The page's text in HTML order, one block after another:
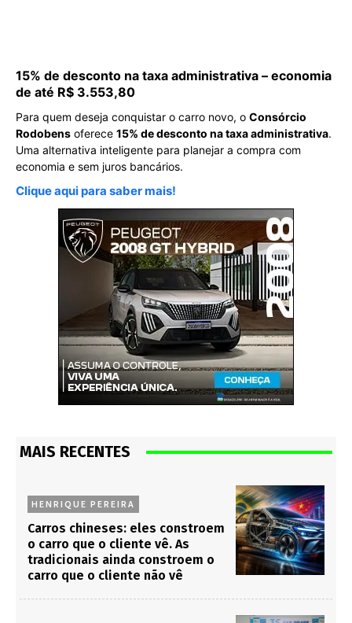
15% de desconto na taxa administrativa – economia
de até R$ 3.553,80
Para quem deseja conquistar o carro novo, o Consórcio
Rodobens oferece 15% de desconto na taxa administrativa.
Uma alternativa inteligente para planejar a compra com
economia e sem juros bancários.
Clique aqui para saber mais!
MAIS RECENTES
HENRIQUE PEREIRA
Carros chineses: eles constroem
o carro que o cliente vê. As
tradicionais ainda constroem o
carro que o cliente não vê